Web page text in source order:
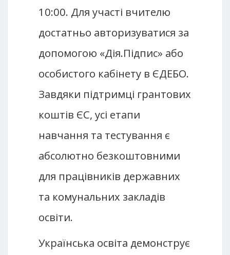
10:00. Для участі вчителю
достатньо авторизуватися за
допомогою «Дія.Підпис» або
особистого кабінету в ЄДЕБО.
Завдяки підтримці грантових
коштів ЄС, усі етапи
навчання та тестування є
абсолютно безкоштовними
для працівників державних
та комунальних закладів
освіти.
Українська освіта демонструє